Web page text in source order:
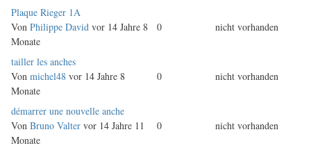
Normales
Thema
Plaque Rieger 1A
Von Philippe David vor 14 Jahre 8
Monate
0 nicht vorhanden
Normales
Thema
tailler les anches
Von michel48 vor 14 Jahre 8
Monate
0 nicht vorhanden
Normales
Thema
démarrer une nouvelle anche
Von Bruno Valter vor 14 Jahre 11
Monate
0 nicht vorhanden